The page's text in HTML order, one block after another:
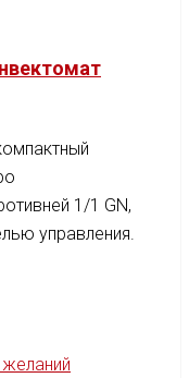
1/1 GN,
управления.